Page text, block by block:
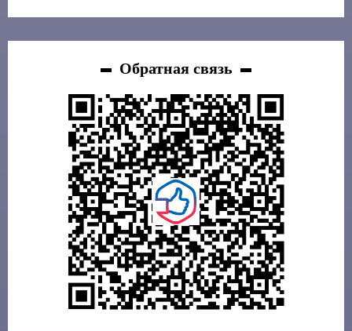
Обратная связь